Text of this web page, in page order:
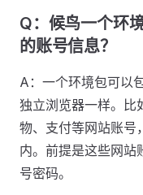
Q：候鸟一个环
的账号信息？
A：一个环境包可以
独立浏览器一样。比
物、支付等网站账号
内。前提是这些网站
号密码。